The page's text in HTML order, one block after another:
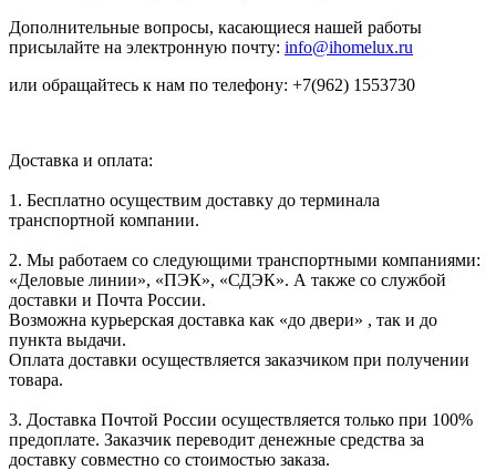
Дополнительные вопросы, касающиеся нашей работы
присылайте на электронную почту: info@ihomelux.ru
или обращайтесь к нам по телефону: +7(962) 1553730
Доставка и оплата:
1. Бесплатно осуществим доставку до терминала
транспортной компании.
2. Мы работаем со следующими транспортными компаниями:
«Деловые линии», «ПЭК», «СДЭК». А также со службой
доставки и Почта России.
Возможна курьерская доставка как «до двери» , так и до
пункта выдачи.
Оплата доставки осуществляется заказчиком при получении
товара.
3. Доставка Почтой России осуществляется только при 100%
предоплате. Заказчик переводит денежные средства за
доставку совместно со стоимостью заказа.